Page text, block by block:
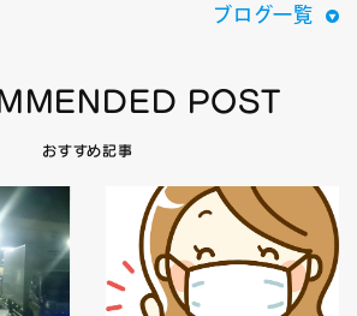
ブログ一覧
POST
おすすめ記事